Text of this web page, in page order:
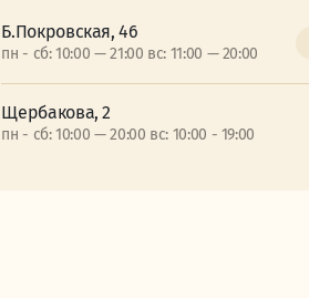
Б.Покровская, 46
пн - сб: 10:00 — 21:00 вс: 11:00 — 20:00
Щербакова, 2
пн - сб: 10:00 — 20:00 вс: 10:00 - 19:00